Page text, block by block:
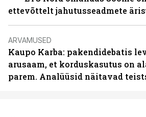
ettevõttelt jahutusseadmete
ARVAMUSED
Kaupo Karba: pakendidebatis
arusaam, et korduskasutus on
parem. Analüüsid näitavad